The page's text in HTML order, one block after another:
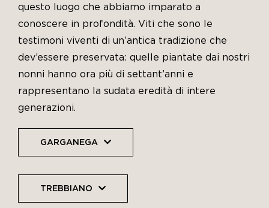
questo luogo che abbiamo imparato a
conoscere in profondità. Viti che sono le
testimoni viventi di un’antica tradizione che
dev’essere preservata: quelle piantate dai nostri
nonni hanno ora più di settant’anni e
rappresentano la sudata eredità di intere
generazioni.
GARGANEGA
TREBBIANO